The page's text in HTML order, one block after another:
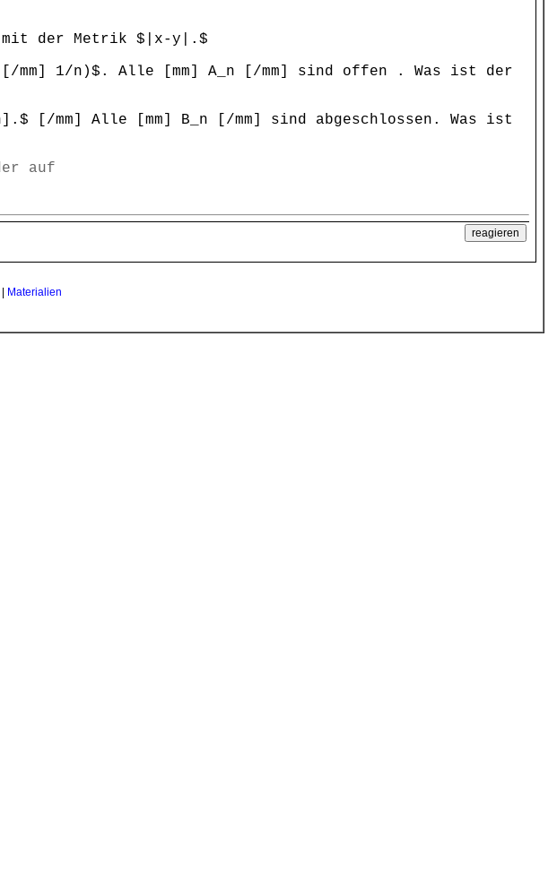
mit der Metrik $|x-y|.$
mm] 1/n)$. Alle [mm] A_n [/mm] sind offen . Was ist der
[/mm] Alle [mm] B_n [/mm] sind abgeschlossen. Was ist
auf
Materialien